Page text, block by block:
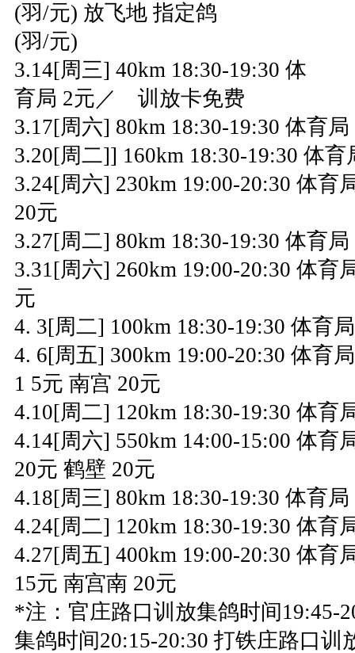
(羽/元) 放飞地 指定鸽
(羽/元)
3.14[周三] 40km 18:30-19:30 体
育局 2元／ 训放卡免费
3.17[周六] 80km 18:30-19:30 体育
3.20[周二]] 160km 18:30-19:30 体
3.24[周六] 230km 19:00-20:30 体育
20元
3.27[周二] 80km 18:30-19:30 体育
3.31[周六] 260km 19:00-20:30 体育
元
4. 3[周二] 100km 18:30-19:30 体育
4. 6[周五] 300km 19:00-20:30 体育
1 5元 南宫 20元
4.10[周二] 120km 18:30-19:30 体育
4.14[周六] 550km 14:00-15:00 体育
20元 鹤壁 20元
4.18[周三] 80km 18:30-19:30 体育
4.24[周二] 120km 18:30-19:30 体育
4.27[周五] 400km 19:00-20:30 体育
15元 南宫南 20元
*注：官庄路口训放集鸽时间19:45-
集鸽时间20:15-20:30 打铁庄路口训